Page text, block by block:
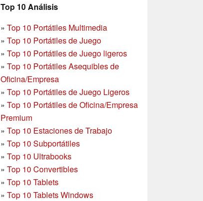
Top 10 Análisis
» Top 10 Portátiles Multimedia
» Top 10 Portátiles de Juego
» Top 10 Portátiles de Juego ligeros
» Top 10 Portátiles Asequibles de
Oficina/Empresa
» Top 10 Portátiles de Juego Ligeros
» Top 10 Portátiles de Oficina/Empresa
Premium
» Top 10 Estaciones de Trabajo
» Top 10 Subportátiles
» Top 10 Ultrabooks
» Top 10 Convertibles
» Top 10 Tablets
» Top 10 Tablets Windows